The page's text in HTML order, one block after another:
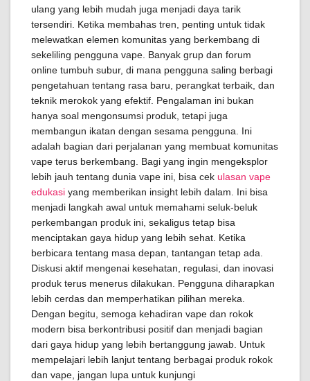
ulang yang lebih mudah juga menjadi daya tarik
tersendiri. Ketika membahas tren, penting untuk tidak
melewatkan elemen komunitas yang berkembang di
sekeliling pengguna vape. Banyak grup dan forum
online tumbuh subur, di mana pengguna saling berbagi
pengetahuan tentang rasa baru, perangkat terbaik, dan
teknik merokok yang efektif. Pengalaman ini bukan
hanya soal mengonsumsi produk, tetapi juga
membangun ikatan dengan sesama pengguna. Ini
adalah bagian dari perjalanan yang membuat komunitas
vape terus berkembang. Bagi yang ingin mengeksplor
lebih jauh tentang dunia vape ini, bisa cek ulasan vape
edukasi yang memberikan insight lebih dalam. Ini bisa
menjadi langkah awal untuk memahami seluk-beluk
perkembangan produk ini, sekaligus tetap bisa
menciptakan gaya hidup yang lebih sehat. Ketika
berbicara tentang masa depan, tantangan tetap ada.
Diskusi aktif mengenai kesehatan, regulasi, dan inovasi
produk terus menerus dilakukan. Pengguna diharapkan
lebih cerdas dan memperhatikan pilihan mereka.
Dengan begitu, semoga kehadiran vape dan rokok
modern bisa berkontribusi positif dan menjadi bagian
dari gaya hidup yang lebih bertanggung jawab. Untuk
mempelajari lebih lanjut tentang berbagai produk rokok
dan vape, jangan lupa untuk kunjungi